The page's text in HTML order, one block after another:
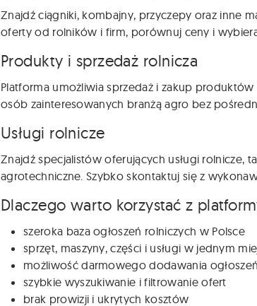
Znajdź ciągniki, kombajny, przyczepy oraz inne
oferty od rolników i firm, porównuj ceny i
Produkty i sprzedaż rolnicza
Platforma umożliwia sprzedaż i zakup
osób zainteresowanych branżą agro bez
Usługi rolnicze
Znajdź specjalistów oferujących usługi
agrotechniczne. Szybko skontaktuj się z
Dlaczego warto korzystać z
szeroka baza ogłoszeń rolniczych w Polsce
sprzęt, maszyny, części i usługi w jednym
możliwość darmowego dodawania ogłoszeń
szybkie wyszukiwanie i filtrowanie ofert
brak prowizji i ukrytych kosztów